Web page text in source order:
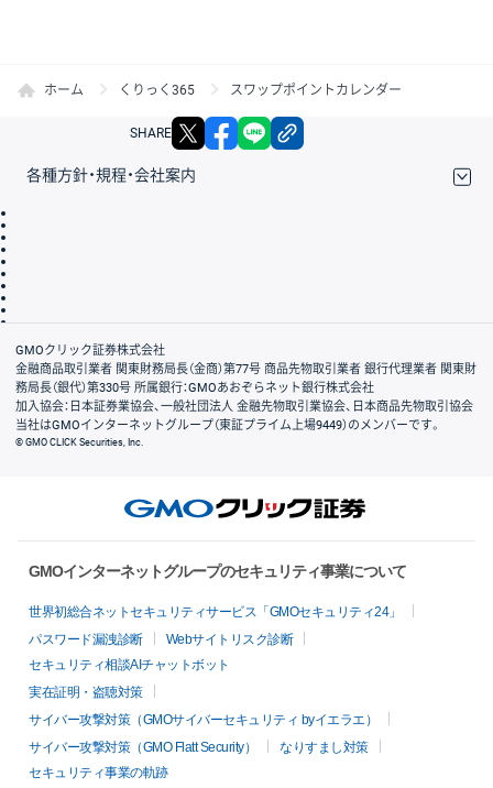
ホーム くりっく365 スワップポイントカレンダー
SHARE X facebook
各種方針・規程・会社案内
会社案内
GMOクリック証券株式会社
金融商品取引業者 関東財務局長（金商）第77号 商品先物取引業者 銀行代理業者 関東財
務局長（銀代）第330号 所属銀行：GMOあおぞらネット銀行株式会社
加入協会：日本証券業協会、一般社団法人 金融先物取引業協会、日本商品先物取引協会
当社はGMOインターネットグループ（東証プライム上場9449）のメンバーです。
© GMO CLICK Securities, Inc.
GMOインターネットグループのセキュリティ事業について
世界初総合ネットセキュリティサービス「GMOセキュリティ24」
パスワード漏洩診断
Webサイトリスク診断
セキュリティ相談AIチャットボット
実在証明・盗聴対策
サイバー攻撃対策（GMOサイバーセキュリティ byイエラエ）
サイバー攻撃対策（GMO Flatt Security）
なりすまし対策
セキュリティ事業の軌跡